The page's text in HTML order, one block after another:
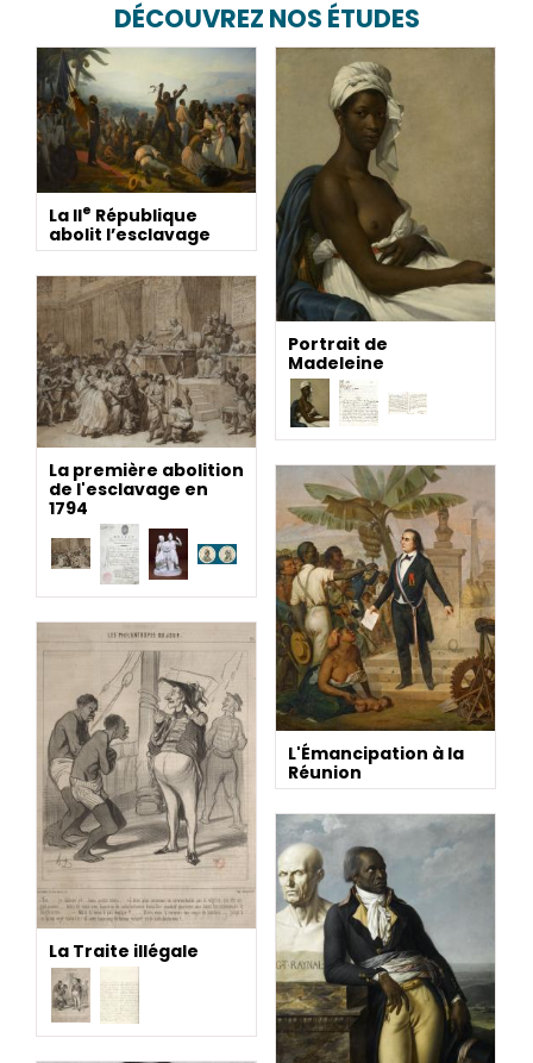
DÉCOUVREZ NOS ÉTUDES
La IIe République
abolit l’esclavage
Portrait de
Madeleine
La première abolition
de l'esclavage en
1794
L'Émancipation à la
Réunion
La Traite illégale